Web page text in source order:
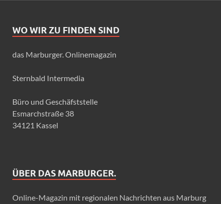
WO WIR ZU FINDEN SIND
das Marburger. Onlinemagazin
Sternbald Intermedia
Büro und Geschäfststelle
Esmarchstraße 38
34121 Kassel
ÜBER DAS MARBURGER.
Online-Magazin mit regionalen Nachrichten aus Marburg